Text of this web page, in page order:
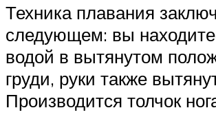
Техника плавания
следующем: вы
водой в вытянутом
груди, руки также
Производится толчок